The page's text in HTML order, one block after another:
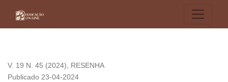
V. 19 N. 45 (2024), RESENHA
Publicado 23-04-2024